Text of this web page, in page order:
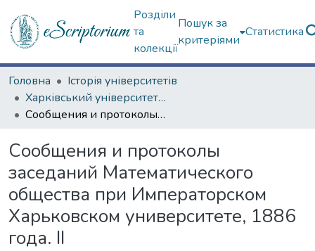
Розділи
та
колекції
Пошук за
критеріями
Статистика
Головна
Історія університетів
Харківський університет (до 217-річчя)
Сообщения и протоколы заседаний Математического общества при Императорском Харьковском университете, 1886 года. ІІ
Сообщения и протоколы
заседаний Математического
общества при Императорском
Харьковском университете, 1886
года. ІІ